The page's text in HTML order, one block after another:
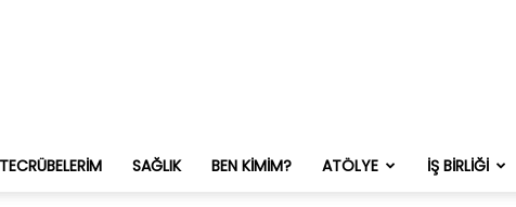
SAĞLIK BEN KIMIM? ATÖLYE İŞ BIRLIĞI